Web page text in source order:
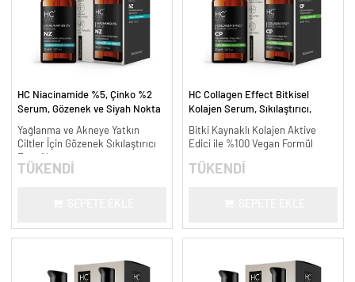
HC Niacinamide %5, Çinko %2
Serum, Gözenek ve Siyah Nokta
30 ml.
Yağlanma ve Akneye Yatkın
Ciltler İçin Gözenek Sıkılaştırıcı
TÜKENDİ
HC Collagen Effect Bitkisel
Kolajen Serum, Sıkılaştırıcı,
Bitki Kaynaklı Kolajen Aktive
Edici ile %100 Vegan Formül
TÜKENDİ